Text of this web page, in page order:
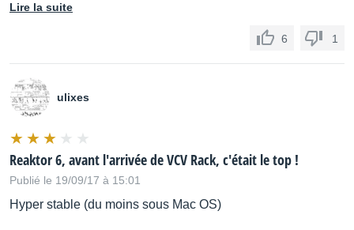
Lire la suite
6 1
ulixes
Reaktor 6, avant l'arrivée de VCV Rack, c'était le top !
Publié le 19/09/17 à 15:01
Hyper stable (du moins sous Mac OS)